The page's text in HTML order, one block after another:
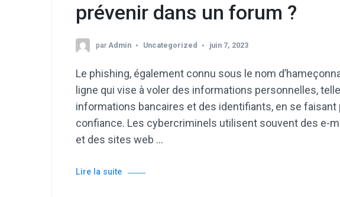
prévenir dans un forum ?
par Admin Uncategorized juin 7, 2023
Le phishing, également connu sous le nom
ligne qui vise à voler des informations personnelles,
informations bancaires et des identifiants, en se faisant
confiance. Les cybercriminels utilisent souvent des e-
et des sites web …
Lire la suite